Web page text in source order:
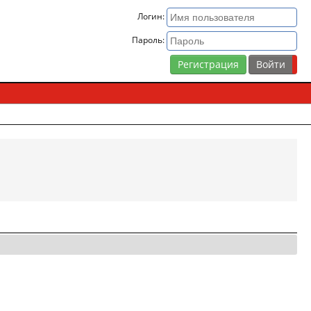
Логин:
Пароль:
Регистрация